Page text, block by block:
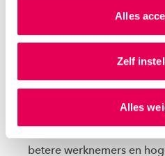
van jouw internetgedrag.
Als je op ‘Alles accepteren’
toestemming om cookies voor
gepersonaliseerde
cookiestatement. Via
instellen welke cookies we
toestemming altijd wijzigen of
Alles
Zelf
Alles
HBO/WO-niveau ontwikkeld
Drug Discovery, die nauw
van het bedrijfsleven. De
meer uit:
In-huis kunnen opleiden
werknemers van
betere werknemers en